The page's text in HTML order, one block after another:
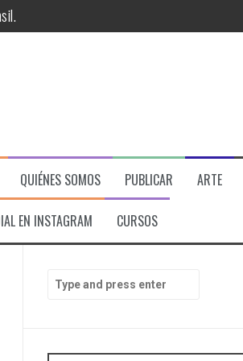
ECONOMICA Y POLITICA
QUIÉNES SOMOS PUBLICAR ARTE
EN INSTAGRAM CURSOS
h